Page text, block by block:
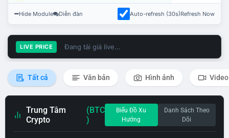
Hide Module Diễn đàn Auto-refresh (30s)Refresh Now
LIVE PRICE Đang tải giá live...
Tất cả Văn bản Hình ảnh Video
Trung Tâm
Crypto
(BTC
)
Biểu Đồ Xu
Hướng
Danh Sách Theo
Dõi